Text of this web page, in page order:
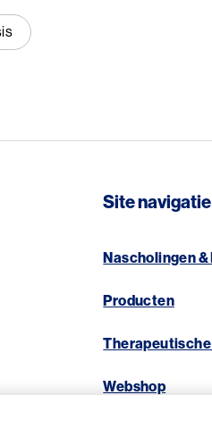
Site navigatie
Nascholingen &
Producten
Webshop